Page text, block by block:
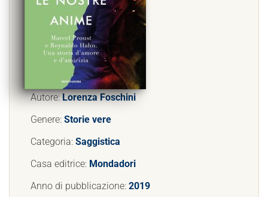
Autore:Lorenza Foschini
Genere: Storie vere
Categoria: Saggistica
Casa editrice: Mondadori
Anno di pubblicazione: 2019